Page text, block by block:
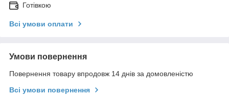
Готівкою
Всі умови оплати
Умови повернення
Повернення товару впродовж 14 днів за домовленістю
Всі умови повернення